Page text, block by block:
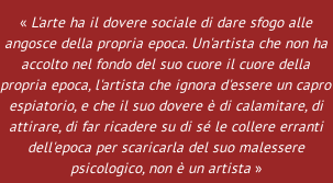
« L'arte ha il dovere sociale di dare sfogo alle
angosce della propria epoca.Un'artista che non ha
accolto nel fondo del suo cuore il cuore della
propria epoca, l'artista che ignora d'essere un capro
espiatorio, e che il suo dovere è di calamitare, di
attirare, di far ricadere su di sé le collere erranti
dell'epoca per scaricarla del suo malessere
psicologico, non è un artista»